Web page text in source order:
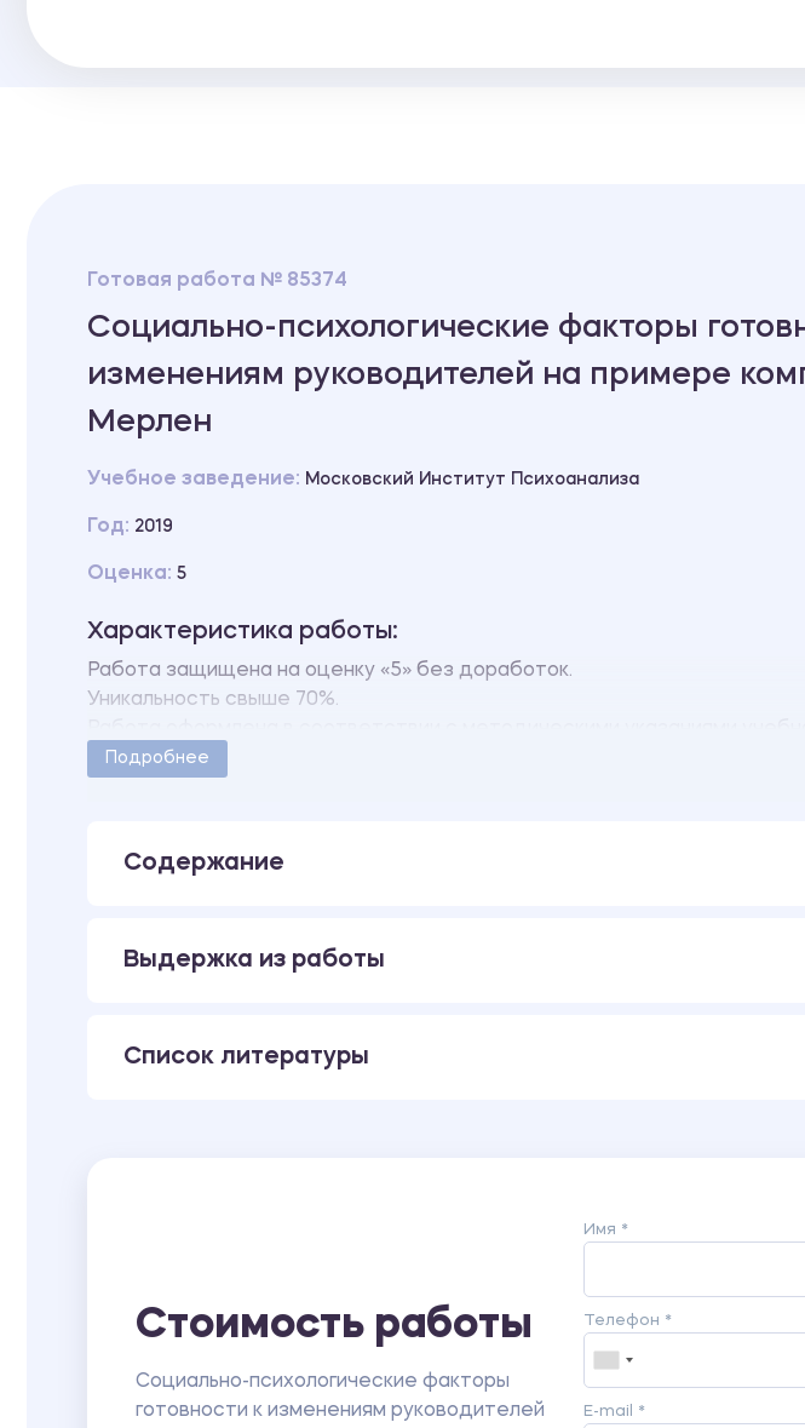
Готовая работа № 85374
Социально-психологические факторы
изменениям руководителей на примере
Мерлен
Учебное заведение: Московский Институт Психоанализа
Год: 2019
Оценка: 5
Характеристика работы:
Работа защищена на оценку «5» без доработок.
Уникальность свыше 70%.
Количество страниц - 50.
ПРИЛОЖЕНИЕ Б Методика исследования ригидности мышления
ПРИЛОЖЕНИЕ Г Мини - лекция «Как я вижу себя в профессии»
ПРИЛОЖЕНИЕ Ж Беседа со специалистом в той же сфере из других
ПРИЛОЖЕНИЕ П Круглый стол «Как достичь высоких результатов
ПРИЛОЖЕНИЕ Р Просмотр документального фильма «Все наши мысли
ПРИЛОЖЕНИЕ С Конкурс четверостиший на тему «Я в своей профессии»
ПРИЛОЖЕНИЕ Т Создание видеоролика на тему «Моя профессия
Подробнее
Содержание
Выдержка из работы
Список литературы
Стоимость работы
Социально-психологические факторы
готовности к изменениям руководителей
Имя *
Телефон *
E-mail *